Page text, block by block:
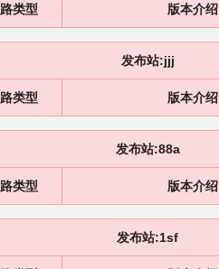
类型 版本介绍
发布站:jjj
类型 版本介绍
发布站:88a
类型 版本介绍
发布站:1sf